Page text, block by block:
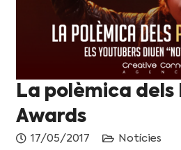
La polèmica dels
Awards
17/05/2017
Notícies